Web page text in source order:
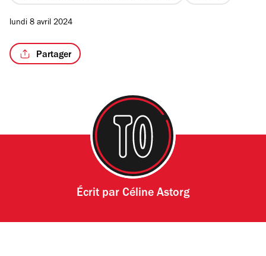
lundi 8 avril 2024
Partager
Écrit par Céline Astorg